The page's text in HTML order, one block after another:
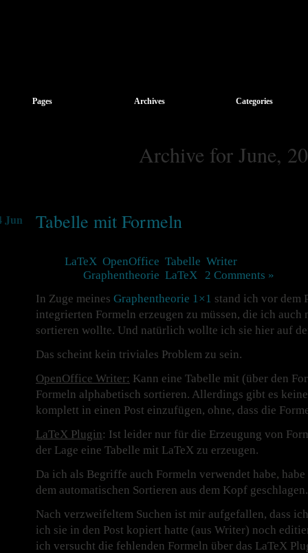
Pages Archives Categories
Archive for June,
Tabelle mit Formeln
Jun
LaTeX OpenOffice Tabelle Writer
Graphentheorie LaTeX 2 Comments »
In Zuge meines Graphentheorie 1×1 stand ich vor dem
integrierten Formeln erzeugen zu müssen, die ich auch
sortieren wollte. Und natürlich wollte ich sie hier auf
Das scheint kein triviales Problem zu sein.
OpenOffice Writer: Kann eine Tabelle mit (über den
Formeln alphabetisch sortieren. Allerdings gibt es
komplett in einen Post einzufügen, ohne, dass die
LaTeX Plugin: Ist leider nur für die Erzeugung von
der Lage eine Tabelle mit LaTeX zu erzeugen.
Da ich als Begriffe auch Formeln verwendet habe,
dem automatischen Sortieren aus dem Kopf geschlagen.
Nach verzweifeltem Suchen ist mir aufgefallen, dass
ich sie in den Post kopiert hatte (aus Writer) noch
ich versucht die fehlenden Formeln über das LaTeX